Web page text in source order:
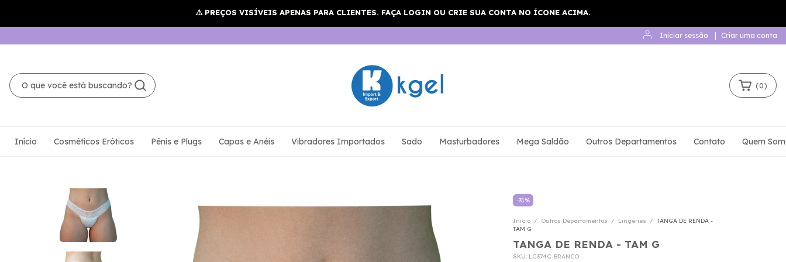
Iniciar sessão Criar uma conta
(0)
Início Cosméticos Eróticos Pênis e Plugs Capas e Anéis Vibradores Importados Sado Masturbadores Mega Saldão Outros Departamentos Contato Quem
-31%
Início / Outros Departamentos / Lingeries / TANGA DE RENDA -
TAM G
TANGA DE RENDA - TAM G
SKU: LG374G-BRANCO